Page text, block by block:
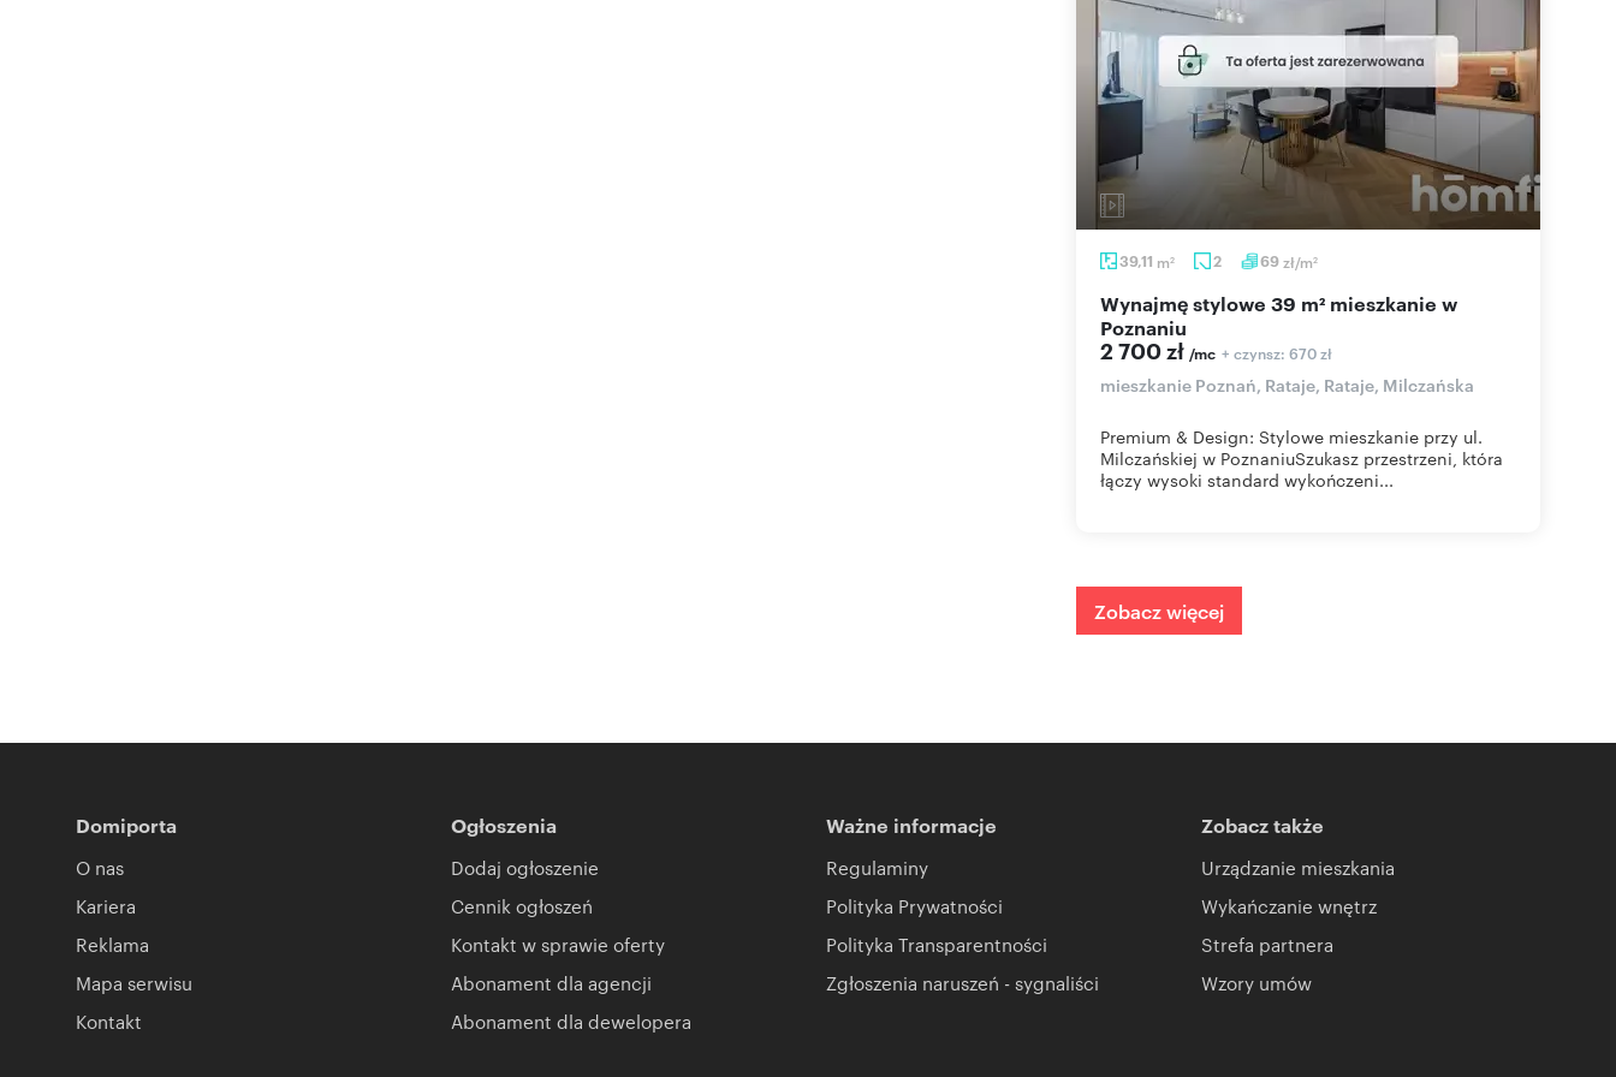
39,11 m2 2 69zł/m2
Wynajmę stylowe 39 m² mieszkanie w
Poznaniu
2 700 zł /mc + czynsz: 670 zł
mieszkanie Poznań, Rataje, Rataje, Milczańska
Premium & Design: Stylowe mieszkanie przy ul.
Milczańskiej w PoznaniuSzukasz przestrzeni, która
łączy wysoki standard wykończeni...
Zobacz więcej
Domiporta
O nas
Kariera
Reklama
Mapa serwisu
Kontakt
Ogłoszenia
Dodaj ogłoszenie
Cennik ogłoszeń
Kontakt w sprawie oferty
Abonament dla agencji
Abonament dla dewelopera
Ważne informacje
Regulaminy
Polityka Prywatności
Polityka Transparentności
Zgłoszenia naruszeń - sygnaliści
Zobacz także
Urządzanie mieszkania
Wykańczanie wnętrz
Strefa partnera
Wzory umów